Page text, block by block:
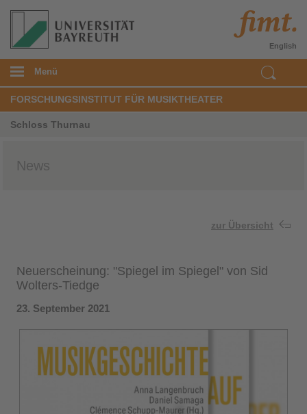
English
Menü
FORSCHUNGSINSTITUT FÜR MUSIKTHEATER
Schloss Thurnau
News
zur Übersicht
Neuerscheinung: "Spiegel im Spiegel" von Sid
Wolters-Tiedge
23. September 2021